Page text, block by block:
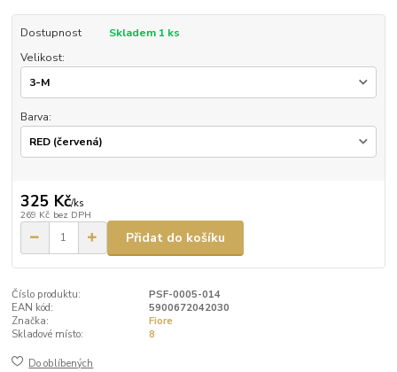
Dostupnost
Skladem 1 ks
Velikost:
Barva:
325 Kč/ks
269 Kč bez DPH
Přidat do košíku
Číslo produktu:
PSF-0005-014
EAN kód:
5900672042030
Značka:
Fiore
Skladové místo:
8
Do oblíbených